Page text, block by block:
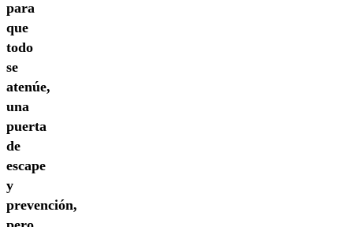
para
que
todo
se
atenúe,
una
puerta
de
escape
y
prevención,